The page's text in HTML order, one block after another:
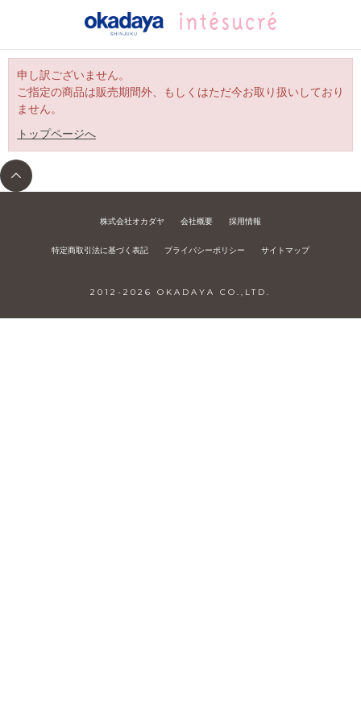
申し訳ございません。
ご指定の商品は販売期間外、もしくはただ今お取り扱いしており
ません。
トップページへ
株式会社オカダヤ 会社概要 採用情報
特定商取引法に基づく表記 プライバシーポリシー サイトマップ
2012- 2026 OKADAYA CO.,LTD.